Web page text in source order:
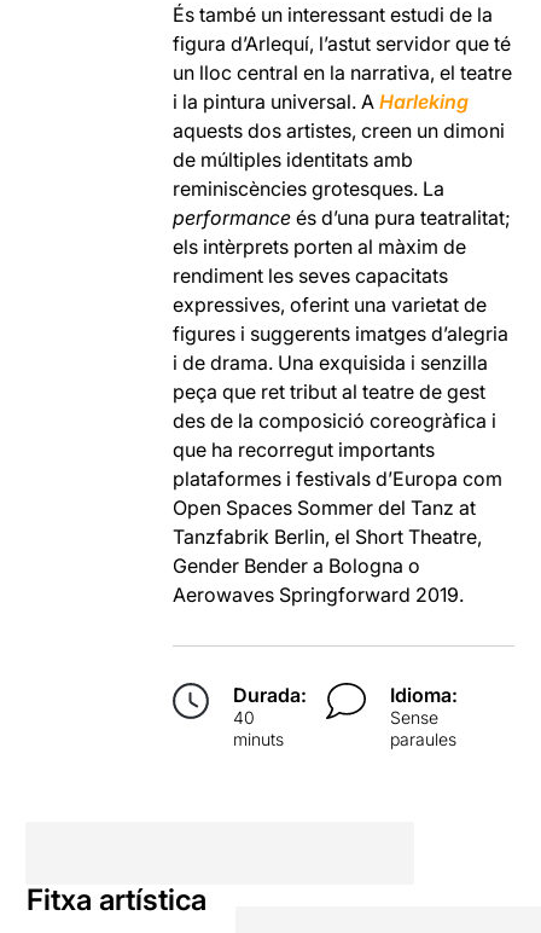
És també un interessant estudi de la
figura d’Arlequí, l’astut servidor que té
un lloc central en la narrativa, el teatre
i la pintura universal. AHarleking
aquests dos artistes, creen un dimoni
de múltiples identitats amb
reminiscències grotesques. La
performance és d’una pura teatralitat;
els intèrprets porten al màxim de
rendiment les seves capacitats
expressives, oferint una varietat de
figures i suggerents imatges d’alegria
i de drama. Una exquisida i senzilla
peça que ret tribut al teatre de gest
des de la composició coreogràfica i
que ha recorregut importants
plataformes i festivals d’Europa com
Open Spaces Sommer del Tanz at
Tanzfabrik Berlin, el Short Theatre,
Gender Bender a Bologna o
Aerowaves Springforward 2019.
Durada:
40
minuts
Idioma:
Sense
paraules
Fitxa artística